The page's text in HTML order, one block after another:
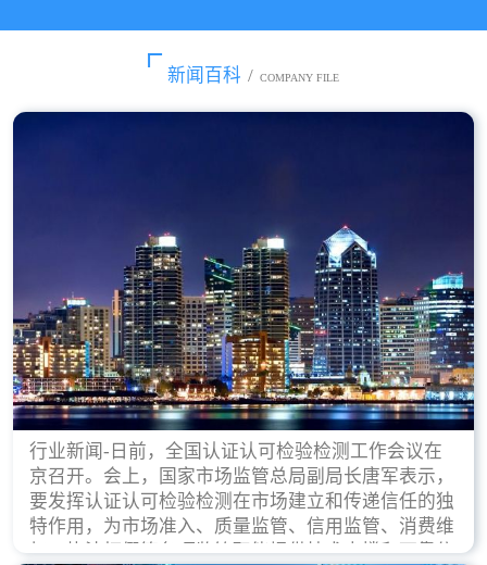
新闻百科 / COMPANY FILE
行业新闻-日前，全国认证认可检验检测工作会议在
京召开。会上，国家市场监管总局副局长唐军表示，
要发挥认证认可检验检测在市场建立和传递信任的独
特作用，为市场准入、质量监管、信用监管、消费维
权、执法打假等各项监管职能提供技术支撑和可靠依